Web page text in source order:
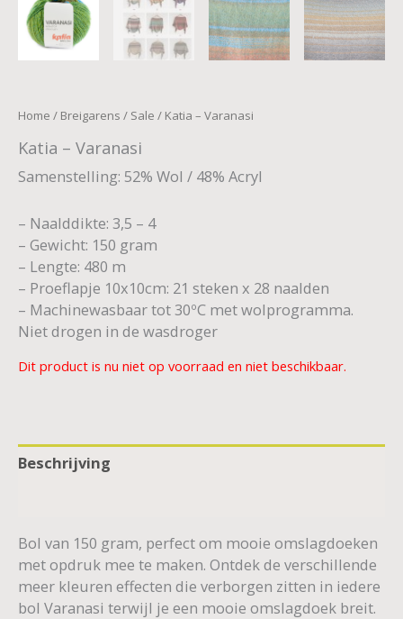
Home / Breigarens / Sale / Katia – Varanasi
Katia – Varanasi
Samenstelling: 52% Wol / 48% Acryl
– Naalddikte: 3,5 – 4
– Gewicht: 150 gram
– Lengte: 480 m
– Proeflapje 10x10cm: 21 steken x 28 naalden
– Machinewasbaar tot 30ºC met wolprogramma.
Niet drogen in de wasdroger
Dit product is nu niet op voorraad en niet beschikbaar.
Beschrijving
Bol van 150 gram, perfect om mooie omslagdoeken
met opdruk mee te maken. Ontdek de verschillende
meer kleuren effecten die verborgen zitten in iedere
bol Varanasi terwijl je een mooie omslagdoek breit.